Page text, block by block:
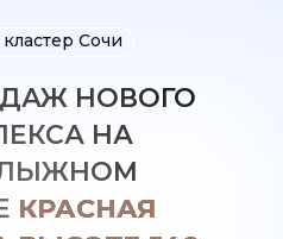
НОВОГО
НА
КРАСНАЯ
Сочи